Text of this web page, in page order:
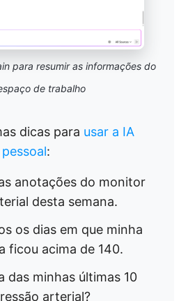
para resumir as informações do
de trabalho
dicas para usar a IA
:
anotações do monitor
desta semana.
os dias em que minha
ficou acima de 140.
das minhas últimas 10
arterial?